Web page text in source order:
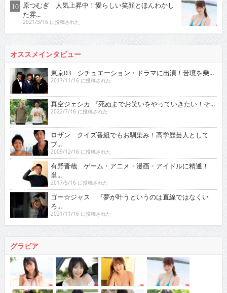
原つむぎ 人気上昇中！愛らしい笑顔とほんわかし
た雰...
2021/3/16 に投稿された
オススメインタビュー
東京03 シチュエーション・ドラマに出演！苦境を乗...
2017/11/16 に投稿された
真空ジェシカ 『死ぬまでお笑いをやっていきたい！そ...
2022/7/16 に投稿された
ロザン クイズ番組でもお馴染み！高学歴芸人として
ブ...
2009/12/16 に投稿された
有野晋哉 ゲーム・アニメ・漫画・アイドルに精通！
単...
2017/5/16 に投稿された
ゴー☆ジャス 『夢が叶うというのは直線ではなくい
ろ...
2021/11/16 に投稿された
グラビア